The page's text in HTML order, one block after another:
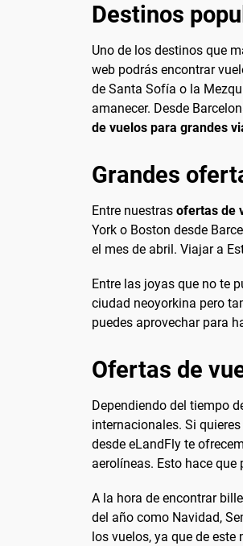
Destinos
Uno de los destinos que
web podrás encontrar
de Santa Sofía o la
amanecer. Desde
de vuelos para grandes
Grandes
Entre nuestras ofertas de
York o Boston desde
el mes de abril. Viajar a
Entre las joyas que no te
ciudad neoyorkina pero
puedes aprovechar para
Ofertas de
Dependiendo del tiempo
internacionales. Si
desde eLandFly te
aerolíneas. Esto hace
A la hora de encontrar
del año como Navidad,
los vuelos, ya que de